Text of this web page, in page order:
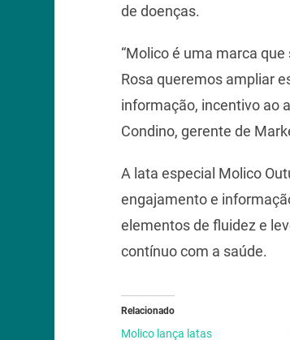
de doenças.
“Molico é uma marca
Rosa queremos ampliar
informação, incentivo ao
Condino, gerente de
A lata especial Molico
engajamento e
elementos de fluidez e
contínuo com a saúde.
Relacionado
Molico lança latas